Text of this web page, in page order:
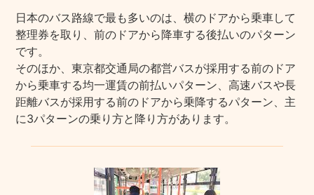
日本のバス路線で最も多いのは、横のドアから乗車して
整理券を取り、前のドアから降車する後払いのパターン
です。
そのほか、東京都交通局の都営バスが採用する前のドア
から乗車する均一運賃の前払いパターン、高速バスや長
距離バスが採用する前のドアから乗降するパターン、主
に3パターンの乗り方と降り方があります。